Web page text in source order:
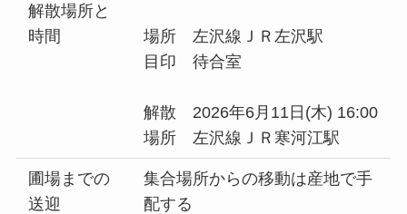
解散場所と
時間
場所 左沢線ＪＲ左沢駅
目印 待合室
解散 2026年6月11日(木) 16:00
場所 左沢線ＪＲ寒河江駅
圃場までの
送迎
集合場所からの移動は産地で手
配する